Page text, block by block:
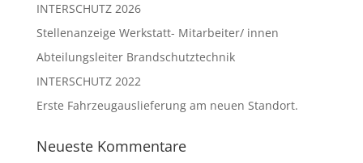
INTERSCHUTZ 2026
Stellenanzeige Werkstatt- Mitarbeiter/ innen
Abteilungsleiter Brandschutztechnik
INTERSCHUTZ 2022
Erste Fahrzeugauslieferung am neuen Standort.
Neueste Kommentare